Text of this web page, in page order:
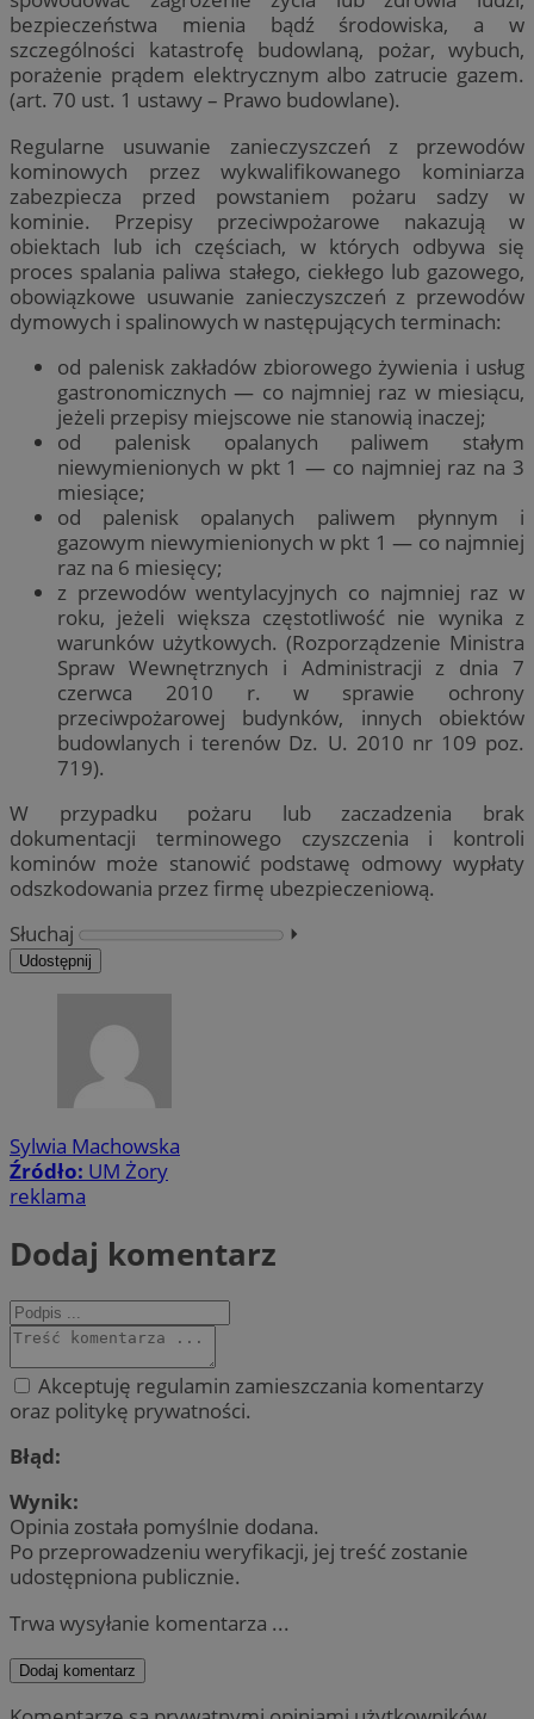
bezpieczeństwa mienia bądź środowiska, a w
szczególności katastrofę budowlaną, pożar, wybuch,
porażenie prądem elektrycznym albo zatrucie gazem.
(art. 70 ust. 1 ustawy – Prawo budowlane).
Regularne usuwanie zanieczyszczeń z przewodów
kominowych przez wykwalifikowanego kominiarza
zabezpiecza przed powstaniem pożaru sadzy w
kominie. Przepisy przeciwpożarowe nakazują w
obiektach lub ich częściach, w których odbywa się
proces spalania paliwa stałego, ciekłego lub gazowego,
obowiązkowe usuwanie zanieczyszczeń z przewodów
dymowych i spalinowych w następujących terminach:
od palenisk zakładów zbiorowego żywienia i usług
gastronomicznych — co najmniej raz w miesiącu,
jeżeli przepisy miejscowe nie stanowią inaczej;
od palenisk opalanych paliwem stałym
niewymienionych w pkt 1 — co najmniej raz na 3
miesiące;
od palenisk opalanych paliwem płynnym i
gazowym niewymienionych w pkt 1 — co najmniej
raz na 6 miesięcy;
z przewodów wentylacyjnych co najmniej raz w
roku, jeżeli większa częstotliwość nie wynika z
warunków użytkowych. (Rozporządzenie Ministra
Spraw Wewnętrznych i Administracji z dnia 7
czerwca 2010 r. w sprawie ochrony
przeciwpożarowej budynków, innych obiektów
budowlanych i terenów Dz. U. 2010 nr 109 poz.
719).
W przypadku pożaru lub zaczadzenia brak
dokumentacji terminowego czyszczenia i kontroli
kominów może stanowić podstawę odmowy wypłaty
odszkodowania przez firmę ubezpieczeniową.
Słuchaj
⏵︎
Udostępnij
Sylwia Machowska
Źródło: UM Żory
reklama
Dodaj komentarz
Akceptuję regulamin zamieszczania komentarzy
oraz politykę prywatności.
Błąd:
Wynik:
Opinia została pomyślnie dodana.
Po przeprowadzeniu weryfikacji, jej treść zostanie
udostępniona publicznie.
Trwa wysyłanie komentarza ...
Dodaj komentarz